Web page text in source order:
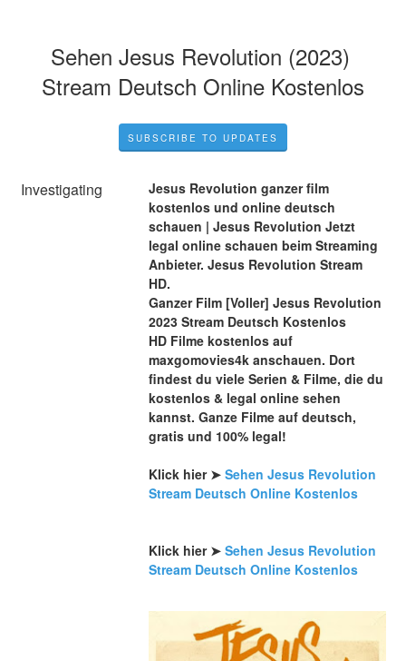
Sehen Jesus Revolution (2023)
Stream Deutsch Online Kostenlos
SUBSCRIBE TO UPDATES
Investigating
Jesus Revolution ganzer film
kostenlos und online deutsch
schauen | Jesus Revolution Jetzt
legal online schauen beim Streaming
Anbieter. Jesus Revolution Stream
HD.
Ganzer Film [Voller] Jesus Revolution
2023 Stream Deutsch Kostenlos
HD Filme kostenlos auf
maxgomovies4k anschauen. Dort
findest du viele Serien & Filme, die du
kostenlos & legal online sehen
kannst. Ganze Filme auf deutsch,
gratis und 100% legal!
Klick hier ➤ Sehen Jesus Revolution
Stream Deutsch Online Kostenlos
Klick hier ➤ Sehen Jesus Revolution
Stream Deutsch Online Kostenlos